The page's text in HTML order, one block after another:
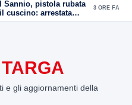
Sannio, pistola rubata
cuscino: arrestata
3 ORE FA
e gli aggiornamenti della